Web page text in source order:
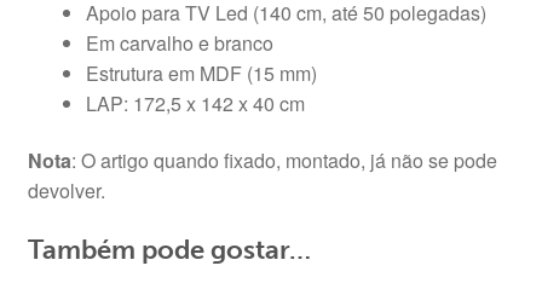
Apoio para TV Led (140 cm, até 50 polegadas)
Em carvalho e branco
Estrutura em MDF (15 mm)
LAP: 172,5 x 142 x 40 cm
Nota: O artigo quando fixado, montado, já não se pode
devolver.
Também pode gostar…